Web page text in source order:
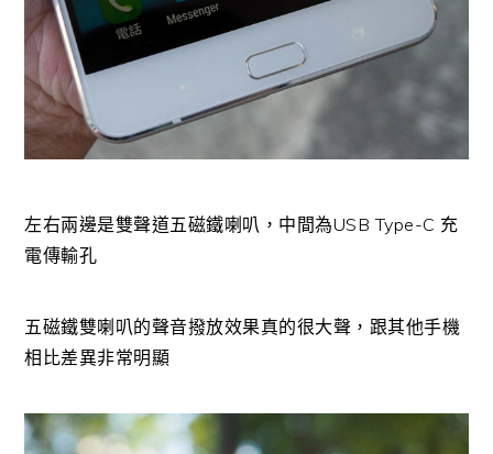
左右兩邊是雙聲道五磁鐵喇叭，中間為USB Type-C 充
電傳輸孔
五磁鐵雙喇叭的聲音撥放效果真的很大聲，跟其他手機
相比差異非常明顯